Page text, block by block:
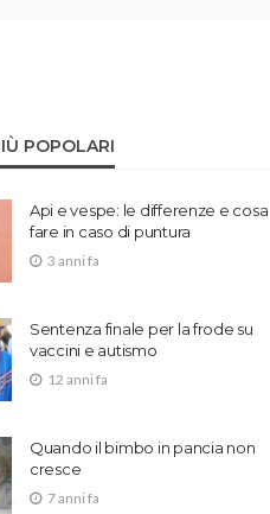
POPOLARI
Api e vespe: le differenze e cosa
fare in caso di puntura
3 anni fa
Sentenza finale per la frode su
vaccini e autismo
12 anni fa
Quando il bimbo in pancia non
cresce
7 anni fa